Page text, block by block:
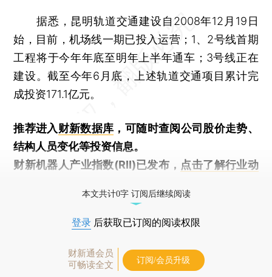
据悉，昆明轨道交通建设自2008年12月19日
始，目前，机场线一期已投入运营；1、2号线首期
工程将于今年年底至明年上半年通车；3号线正在
建设。截至今年6月底，上述轨道交通项目累计完
成投资171.1亿元。
推荐进入财新数据库 ，可随时查阅公司股价走势、
结构人员变化等投资信息。
财新机器人产业指数(RII)已发布， 点击了解行业动
本文共计0字 订阅后继续阅读
登录 后获取已订阅的阅读权限
财新通会员
可畅读全文
订阅/会员升级